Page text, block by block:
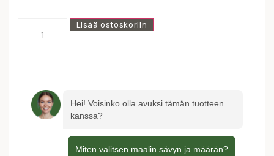
Lisää ostoskoriin